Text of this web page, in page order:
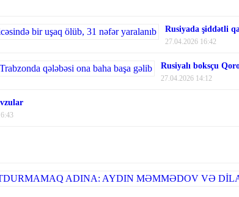
Rusiyada şiddətli
27.04.2026 16:42
Rusiyalı boksçu
27.04.2026 14:12